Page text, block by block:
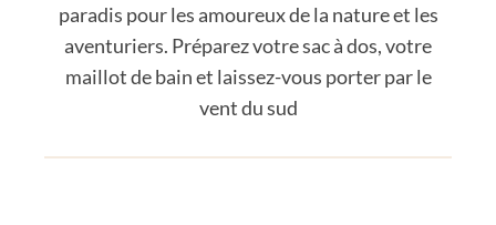
paradis pour les amoureux de la nature et les
aventuriers. Préparez votre sac à dos, votre
maillot de bain et laissez-vous porter par le
vent du sud